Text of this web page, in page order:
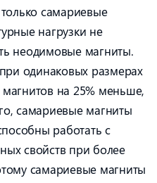
самариевые
нагрузки не
неодимовые магниты.
одинаковых размерах
на 25% меньше,
самариевые магниты
работать с
свойств при более
самариевые магниты